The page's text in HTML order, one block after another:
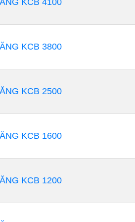
Ưu điểm chính của loại
quan đến chênh lệch độ cao
KCB 4100
KCB 3800
KCB 2500
KCB 1600
KCB 1200